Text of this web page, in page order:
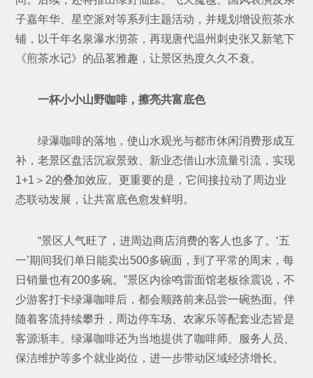
子嘉年华、星空派对等系列主题活动，并规划增设煎茶水
铺，以千年名泉瀑水沏茶，再现唐代温州刺史张又新笔下
《煎茶水记》的品茗雅趣，让景区热度久久不衰。
一杯小小山野咖啡，擦亮共富底色
绿瀑咖啡的落地，使山水观光与都市休闲消费形成互
补，老景区盘活沉寂景致、新业态借山水流量引流，实现
1+1＞2的叠加效应。更重要的是，它间接拉动了周边业
态联动发展，让共富底色愈发鲜明。
“景区人气旺了，进周边商店消费的客人也多了。‘五
一’期间我们单日能卖出500多碗面，到了平常的周末，每
日销量也有200多碗。”景区内徐鸣雷面馆老板徐震说，不
少游客打卡绿瀑咖啡后，都会顺路前来品尝一碗热面。伴
随着客流持续攀升，周边停车场、农家乐等配套业态皆是
客源渐丰。绿瀑咖啡还为当地提供了咖啡师、服务人员、
保洁维护等多个就业岗位，进一步带动区域经济增长。